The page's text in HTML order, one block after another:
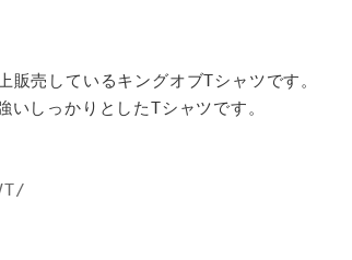
しているキングオブTシャツです。
しっかりとしたTシャツです。